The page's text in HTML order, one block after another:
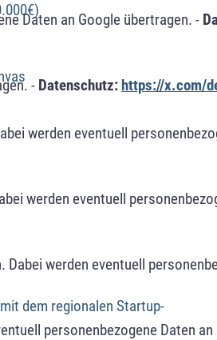
Daten an Google übertragen. -
- Datenschutz: https://x.com/
werden eventuell
werden eventuell
werden eventuell
personenbezogene Daten
dem regionalen Startup-